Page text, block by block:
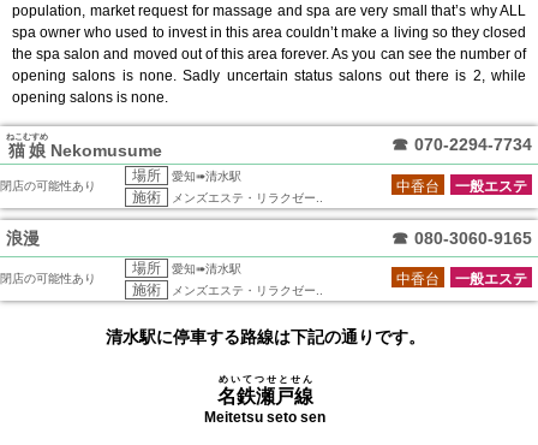
population, market request for massage and spa are very small that’s why ALL
spa owner who used to invest in this area couldn’t make a living so they closed
the spa salon and moved out of this area forever. As you can see the number of
opening salons is none. Sadly uncertain status salons out there is 2, while
opening salons is none.
猫娘
ねこむすめ
Nekomusume ☎ 070-2294-7734
閉店の可能性あり
場所 愛知➠清水駅
施術 メンズエステ・リラクゼー..
一般エステ
中香台
浪漫 ☎ 080-3060-9165
閉店の可能性あり
場所 愛知➠清水駅
施術 メンズエステ・リラクゼー..
一般エステ
中香台
清水駅に停車する路線は下記の通りです。
名鉄瀬戸線
めいてつせとせん
Meitetsu seto sen